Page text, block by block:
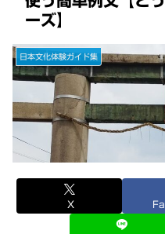
ーズ】
日本文化体験ガイド集
X